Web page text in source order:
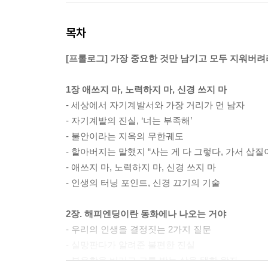
목차
[프롤로그] 가장 중요한 것만 남기고 모두 지워버려
1장 애쓰지 마, 노력하지 마, 신경 쓰지 마
- 세상에서 자기계발서와 가장 거리가 먼 남자
- 자기계발의 진실, ‘너는 부족해’
- 불안이라는 지옥의 무한궤도
- 할아버지는 말했지 “사는 게 다 그렇다, 가서 삽질
- 애쓰지 마, 노력하지 마, 신경 쓰지 마
- 인생의 터닝 포인트, 신경 끄기의 기술
2장. 해피엔딩이란 동화에나 나오는 거야
- 우리의 인생을 결정짓는 2가지 질문
- 부유함을 버리고 고통 받는 삶을 택한 왕자